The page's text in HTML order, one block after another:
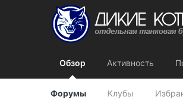
Обзор
Форумы Клубы
Активность